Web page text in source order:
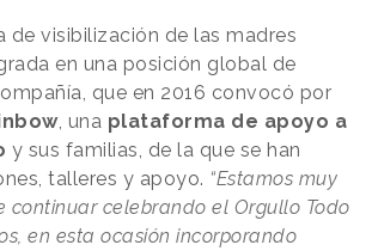
de visibilización de las madres
en una posición global de
que en 2016 convocó por
, una plataforma de apoyo a
y sus familias, de la que se han
talleres y apoyo. “Estamos muy
continuar celebrando el Orgullo Todo
en esta ocasión incorporando